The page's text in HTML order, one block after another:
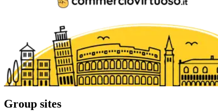
Group sites